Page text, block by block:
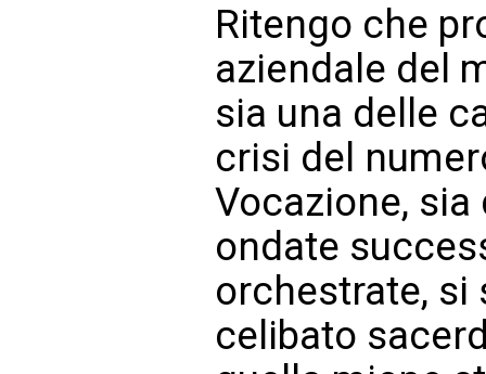
Ritengo che
aziendale del
sia una delle
crisi del
Vocazione,
ondate
orchestrate,
celibato